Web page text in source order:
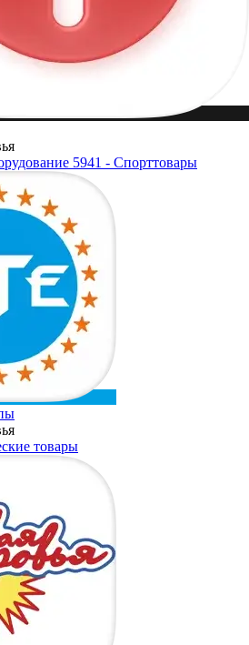
5941 - Спорттовары
товары